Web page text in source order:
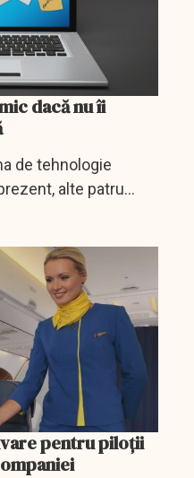
dacă nu îi
de tehnologie
alte patru
a declarat, marţi,
pentru piloții